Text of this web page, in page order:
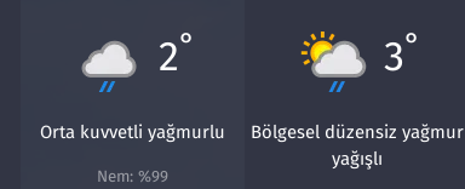
2°
Orta kuvvetli yağmurlu
Nem: %99
3°
Bölgesel düzensiz yağmur
yağışlı